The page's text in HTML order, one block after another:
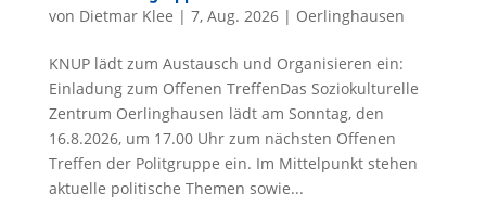
von Dietmar Klee | 7, Aug. 2026| Oerlinghausen
KNUP lädt zum Austausch und Organisieren ein:
Einladung zum Offenen TreffenDas Soziokulturelle
Zentrum Oerlinghausen lädt am Sonntag, den
16.8.2026, um 17.00 Uhr zum nächsten Offenen
Treffen der Politgruppe ein. Im Mittelpunkt stehen
aktuelle politische Themen sowie...